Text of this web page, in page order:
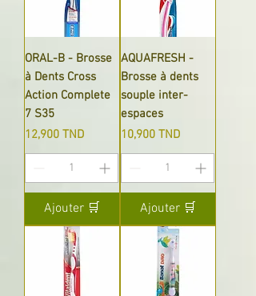
ORAL-B - Brosse
à Dents Cross
Action Complete
7 S35
Prix
12,900 TND
Ajouter 🛒
AQUAFRESH -
Brosse à dents
souple inter-
espaces
Prix
10,900 TND
Ajouter 🛒